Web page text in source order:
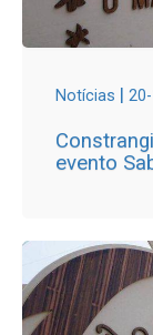
Notícias |
evento